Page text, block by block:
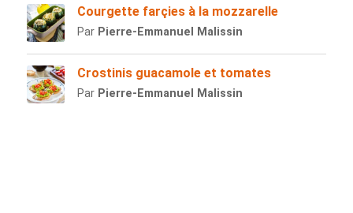
Courgette farçies à la mozzarelle
Par Pierre-Emmanuel Malissin
Crostinis guacamole et tomates
Par Pierre-Emmanuel Malissin